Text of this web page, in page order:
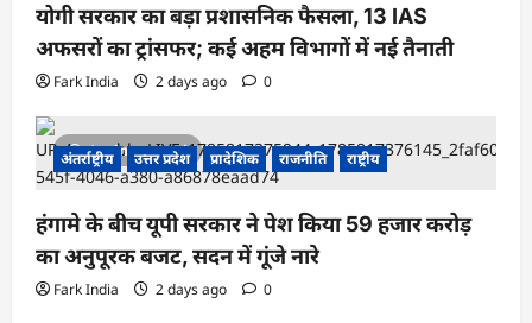
योगी सरकार का बड़ा प्रशासनिक फैसला, 13 IAS
अफसरों का ट्रांसफर; कई अहम विभागों में नई तैनाती
Fark India 2 days ago 0
1 minute read
अंतर्राष्ट्रीय उत्तर प्रदेश प्रादेशिक राजनीति राष्ट्रीय
हंगामे के बीच यूपी सरकार ने पेश किया 59 हजार करोड़
का अनुपूरक बजट, सदन में गूंजे नारे
Fark India 2 days ago 0